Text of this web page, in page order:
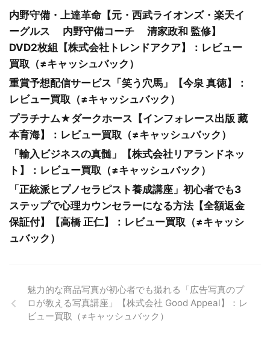
内野守備・上達革命【元・西武ライオンズ・楽天イ
ーグルス 内野守備コーチ 清家政和 監修】
DVD2枚組【株式会社トレンドアクア】：レビュー
買取（≠キャッシュバック）
重賞予想配信サービス「笑う穴馬」【今泉 真徳】：
レビュー買取（≠キャッシュバック）
プラチナム★ダークホース【インフォレース出版 藏
本育海】：レビュー買取（≠キャッシュバック）
「輸入ビジネスの真髄」【株式会社リアランドネッ
ト】：レビュー買取（≠キャッシュバック）
「正統派ヒプノセラピスト養成講座」初心者でも3
ステップで心理カウンセラーになる方法【全額返金
保証付】【高橋 正仁】：レビュー買取（≠キャッシ
ュバック）
魅力的な商品写真が初心者でも撮れる「広告写真のプ
ロが教える写真講座」【株式会社 Good Appeal】：レ
ビュー買取（≠キャッシュバック）